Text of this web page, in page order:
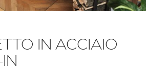
IN ACCIAIO